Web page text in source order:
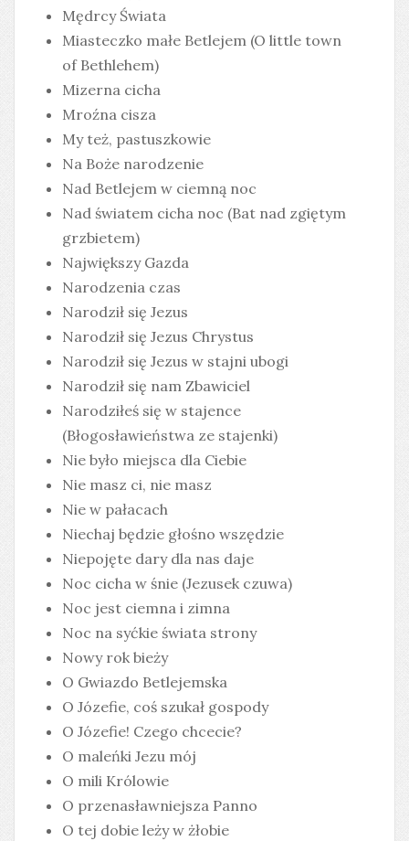
Mędrcy Świata
Miasteczko małe Betlejem (O little town
of Bethlehem)
Mizerna cicha
Mroźna cisza
My też, pastuszkowie
Na Boże narodzenie
Nad Betlejem w ciemną noc
Nad światem cicha noc (Bat nad zgiętym
grzbietem)
Największy Gazda
Narodzenia czas
Narodził się Jezus
Narodził się Jezus Chrystus
Narodził się Jezus w stajni ubogi
Narodził się nam Zbawiciel
Narodziłeś się w stajence
(Błogosławieństwa ze stajenki)
Nie było miejsca dla Ciebie
Nie masz ci, nie masz
Nie w pałacach
Niechaj będzie głośno wszędzie
Niepojęte dary dla nas daje
Noc cicha w śnie (Jezusek czuwa)
Noc jest ciemna i zimna
Noc na syćkie świata strony
Nowy rok bieży
O Gwiazdo Betlejemska
O Józefie, coś szukał gospody
O Józefie! Czego chcecie?
O maleńki Jezu mój
O mili Królowie
O przenasławniejsza Panno
O tej dobie leży w żłobie